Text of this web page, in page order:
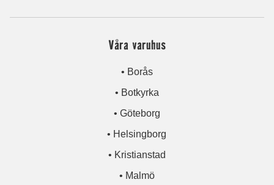
Våra varuhus
• Borås
• Botkyrka
• Göteborg
• Helsingborg
• Kristianstad
• Malmö